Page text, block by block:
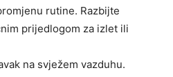
rutine. Razbijte
prijedlogom za izlet ili
na svježem vazduhu.